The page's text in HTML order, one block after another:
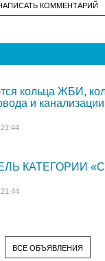
КОММЕНТАРИЙ
кольца ЖБИ,
и
КАТЕГОРИИ
ВСЕ ОБЪЯВЛЕНИЯ